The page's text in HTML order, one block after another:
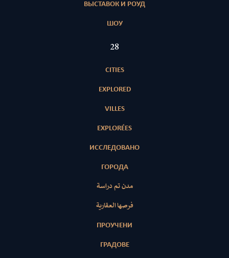
ВЫСТАВОК И РОУД
ШОУ
28
CITIES
EXPLORED
VILLES
EXPLORÉES
ИССЛЕДОВАНО
ГОРОДА
مدن تم دراسة
فرصها العقارية
ПРОУЧЕНИ
ГРАДОВЕ